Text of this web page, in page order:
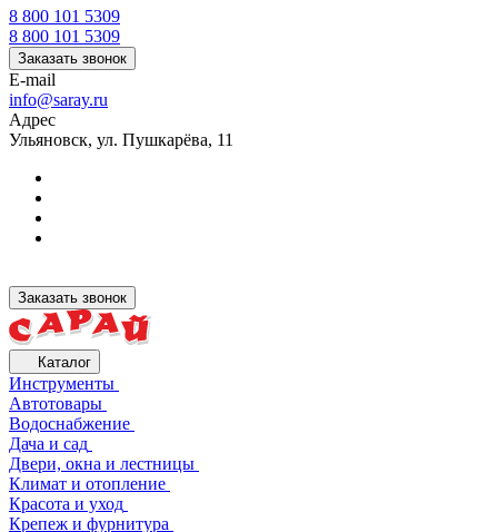
8 800 101 5309
8 800 101 5309
Заказать звонок
E-mail
info@saray.ru
Адрес
Ульяновск, ул. Пушкарёва, 11
Заказать звонок
Каталог
Инструменты
Автотовары
Водоснабжение
Дача и сад
Двери, окна и лестницы
Климат и отопление
Красота и уход
Крепеж и фурнитура